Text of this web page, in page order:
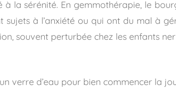
la sérénité. En gemmothérapie, le
à l’anxiété ou qui ont du mal à
souvent perturbée chez les enfants
verre d’eau pour bien commencer la